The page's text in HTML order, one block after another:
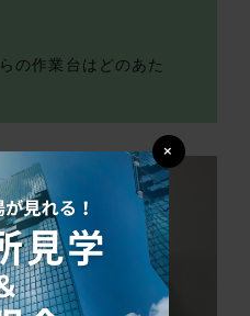
の作業台はどのあた
×